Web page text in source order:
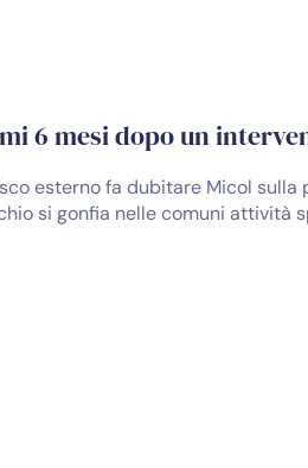
6 mesi dopo un
esterno fa dubitare Micol
si gonfia nelle comuni attività